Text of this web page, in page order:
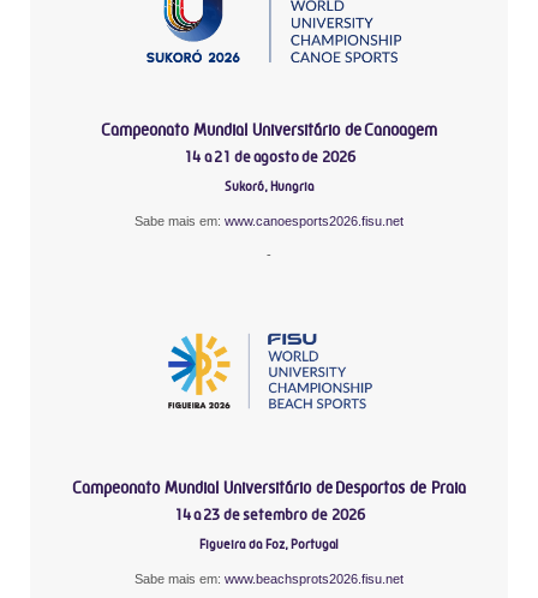
Campeonato Mundial Universitário de Canoagem
14 a 21 de agosto de 2026
Sukoró, Hungria
Sabe mais em: www.canoesports2026.fisu.net
-
Campeonato Mundial Universitário de Desportos de Praia
14 a 23 de setembro de 2026
Figueira da Foz, Portugal
Sabe mais em: www.beachsprots2026.fisu.net